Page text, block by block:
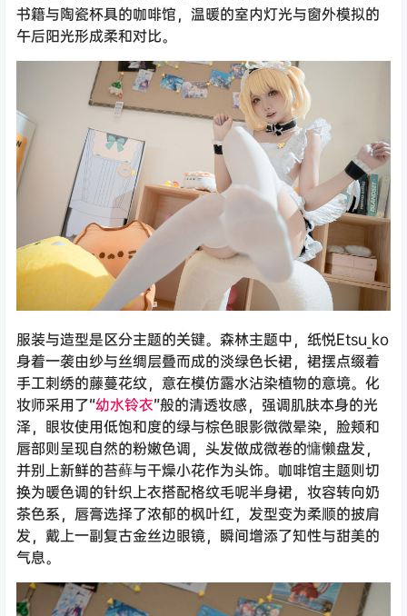
书籍与陶瓷杯具的咖啡馆，温暖的室内灯光与窗外模拟的
午后阳光形成柔和对比。
服装与造型是区分主题的关键。森林主题中，纸悦Etsu_ko
身着一袭由纱与丝绸层叠而成的淡绿色长裙，裙摆点缀着
手工刺绣的藤蔓花纹，意在模仿露水沾染植物的意境。化
妆师采用了“幼水铃衣”般的清透妆感，强调肌肤本身的光
泽，眼妆使用低饱和度的绿与棕色眼影微微晕染，脸颊和
唇部则呈现自然的粉嫩色调，头发做成微卷的慵懒盘发，
并别上新鲜的苔藓与干燥小花作为头饰。咖啡馆主题则切
换为暖色调的针织上衣搭配格纹毛呢半身裙，妆容转向奶
茶色系，唇膏选择了浓郁的枫叶红，发型变为柔顺的披肩
发，戴上一副复古金丝边眼镜，瞬间增添了知性与甜美的
气息。